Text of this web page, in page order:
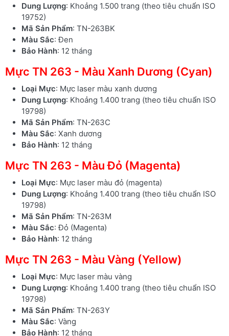
Dung Lượng: Khoảng 1.500 trang (theo tiêu chuẩn ISO
19752)
Mã Sản Phẩm: TN-263BK
Màu Sắc: Đen
Bảo Hành: 12 tháng
Mực TN 263 - Màu Xanh Dương (Cyan)
Loại Mực: Mực laser màu xanh dương
Dung Lượng: Khoảng 1.400 trang (theo tiêu chuẩn ISO
19798)
Mã Sản Phẩm: TN-263C
Màu Sắc: Xanh dương
Bảo Hành: 12 tháng
Mực TN 263 - Màu Đỏ (Magenta)
Loại Mực: Mực laser màu đỏ (magenta)
Dung Lượng: Khoảng 1.400 trang (theo tiêu chuẩn ISO
19798)
Mã Sản Phẩm: TN-263M
Màu Sắc: Đỏ (Magenta)
Bảo Hành: 12 tháng
Mực TN 263 - Màu Vàng (Yellow)
Loại Mực: Mực laser màu vàng
Dung Lượng: Khoảng 1.400 trang (theo tiêu chuẩn ISO
19798)
Mã Sản Phẩm: TN-263Y
Màu Sắc: Vàng
Bảo Hành: 12 tháng